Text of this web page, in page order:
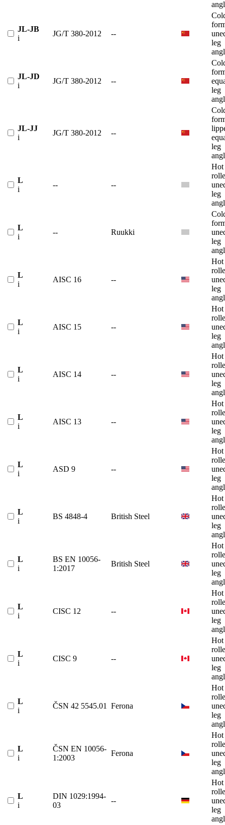
JL-JB
i
JG/T 380-2012 --
leg
JL-JD
i
JG/T 380-2012 --
leg
JL-JJ
i
JG/T 380-2012 --
leg
L
i
-- --
Hot
leg
L
i
-- Ruukki
leg
L
i
AISC 16 --
Hot
leg
L
i
AISC 15 --
Hot
leg
L
i
AISC 14 --
Hot
leg
L
i
AISC 13 --
Hot
leg
L
i
ASD 9 --
Hot
leg
L
i
BS 4848-4 British Steel
Hot
leg
L
i
BS EN 10056-
1:2017
British Steel
Hot
leg
L
i
CISC 12 --
Hot
leg
L
i
CISC 9 --
Hot
leg
L
i
ČSN 42 5545.01 Ferona
Hot
leg
L
i
ČSN EN 10056-
1:2003
Ferona
Hot
leg
L
i
DIN 1029:1994-
03
--
Hot
leg